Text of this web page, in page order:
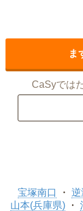
ま
CaSyでは
宝塚南口 逆
山本(兵庫県)